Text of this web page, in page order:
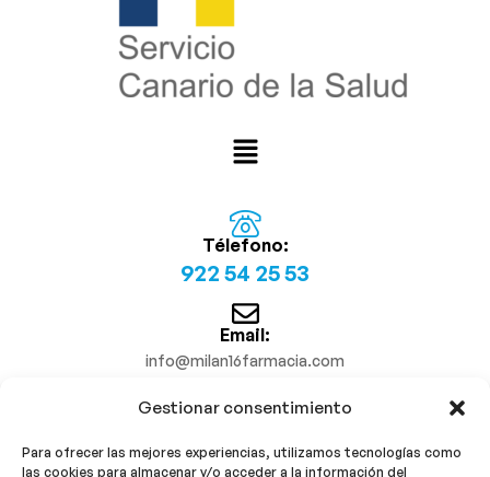
Gestionar consentimiento
Para ofrecer las mejores experiencias, utilizamos tecnologías como
las cookies para almacenar y/o acceder a la información del
Télefono:
922 54 25 53
Email:
info@milan16farmacia.com
¡Síguenos!